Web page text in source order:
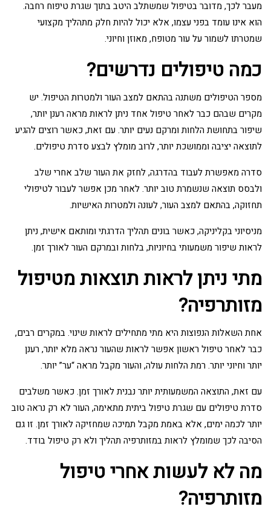
מעבר לכך, מדובר בטיפול שמשתלב היטב בתוך שגרת טיפוח רחבה.
הוא אינו עומד בפני עצמו, אלא יכול להיות חלק מתהליך מקצועי
שמטרתו לשמור על עור מטופח, מאוזן וחיוני.
כמה טיפולים נדרשים?
מספר הטיפולים משתנה בהתאם למצב העור ולמטרות הטיפול. יש
מקרים שבהם כבר לאחר טיפול אחד ניתן לראות מראה רענן יותר,
שיפור בתחושת הלחות ומרקם נעים יותר. עם זאת, כאשר רוצים להגיע
לתוצאה יציבה וממושכת יותר, לרוב מומלץ לבצע סדרת טיפולים.
סדרה מאפשרת לעבוד בהדרגה, לחזק את העור שלב אחרי שלב
ולבסס תוצאה שנשמרת טוב יותר. לאחר מכן אפשר לעבור לטיפולי
תחזוקה, בהתאם למצב העור, לעונה ולמטרות האישיות.
מניסיוני בקליניקה, כאשר בונים תהליך הדרגתי ומותאם אישית, ניתן
לראות שיפור משמעותי בחיוניות, בלחות ובמרקם העור לאורך זמן.
מתי ניתן לראות תוצאות מטיפול
מזותרפיה?
אחת השאלות הנפוצות היא מתי מתחילים לראות שינוי. במקרים רבים,
כבר לאחר טיפול ראשון אפשר לראות שהעור נראה מלא יותר, רענן
יותר וחיוני יותר. רמת הלחות עולה, והעור מקבל מראה “ער” יותר.
עם זאת, התוצאה המשמעותית יותר נבנית לאורך זמן. כאשר משלבים
סדרת טיפולים עם שגרת טיפול ביתית מתאימה, העור לא רק נראה טוב
יותר לכמה ימים, אלא באמת מקבל תמיכה שמחזיקה לאורך זמן. זו גם
הסיבה לכך שמומלץ לראות במזותרפיה תהליך ולא רק טיפול בודד.
מה לא לעשות אחרי טיפול
מזותרפיה?